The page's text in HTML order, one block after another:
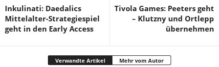
Inkulinati: Daedalics
Mittelalter-Strategiespiel
geht in den Early Access
Tivola Games: Peeters geht
– Klutzny und Ortlepp
übernehmen
Verwandte Artikel Mehr vom Autor